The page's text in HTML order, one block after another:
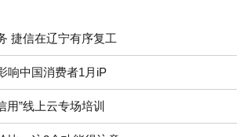
捷信在辽宁有序复工
响中国消费者1月iP
用”线上云专场培训